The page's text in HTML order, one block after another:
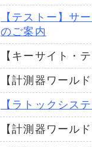
【テストー】サ
のご案内
【キーサイト・
【計測器ワール
【ラトックシス
【計測器ワール